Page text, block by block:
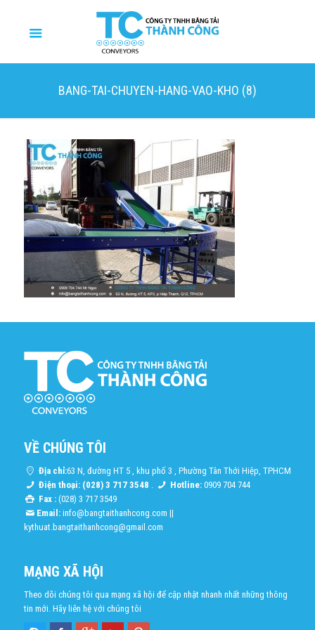
BANG-TAI-CHUYEN-HANG-VAO-KHO (8)
VỀ CHÚNG TÔI
Địa chỉ:63 N, đường HT 5 , khu phố 3 , Phường Tân Thới Hiệp, TPHCM
Điện thoại: (028) 3 717 3548 . Hotline: 0909 704 744
Fax :(028) 3 717 3549
Email: info@bangtaithanhcong.com ||
kythuat.bangtaithanhcong@gmail.com
MẠNG XÃ HỘI
Theo dõi chúng tôi qua mạng xã hội để cập nhật nhanh nhất những thông
tin mới. Hãy liên hệ với chúng tôi